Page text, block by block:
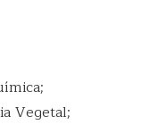
Vegetal;